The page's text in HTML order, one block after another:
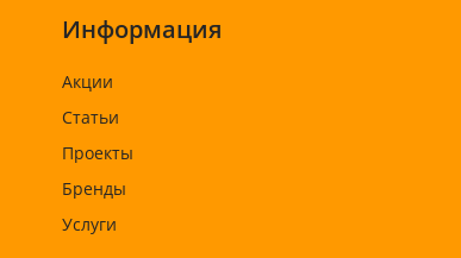
Информация
Акции
Статьи
Проекты
Бренды
Услуги